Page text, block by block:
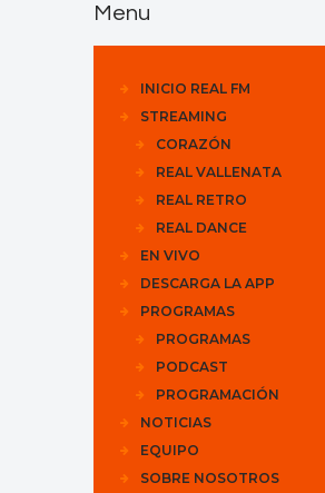
Menu
INICIO REAL FM
STREAMING
CORAZÓN
REAL VALLENATA
REAL RETRO
REAL DANCE
EN VIVO
DESCARGA LA APP
PROGRAMAS
PROGRAMAS
PODCAST
PROGRAMACIÓN
NOTICIAS
EQUIPO
SOBRE NOSOTROS